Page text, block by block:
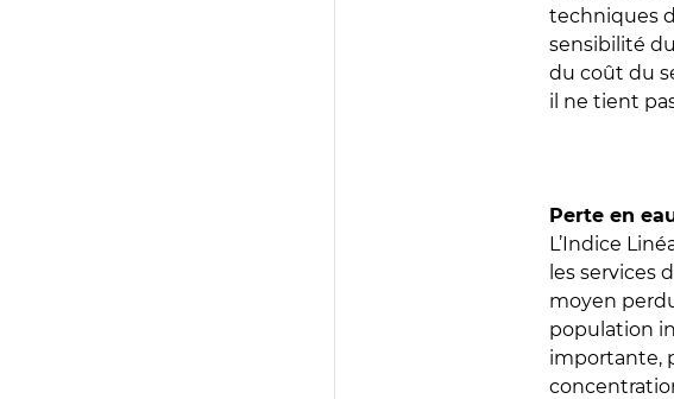
techniques
sensibilité
du coût du
il ne tient
Perte en
L’Indice
les services
moyen
population
importante,